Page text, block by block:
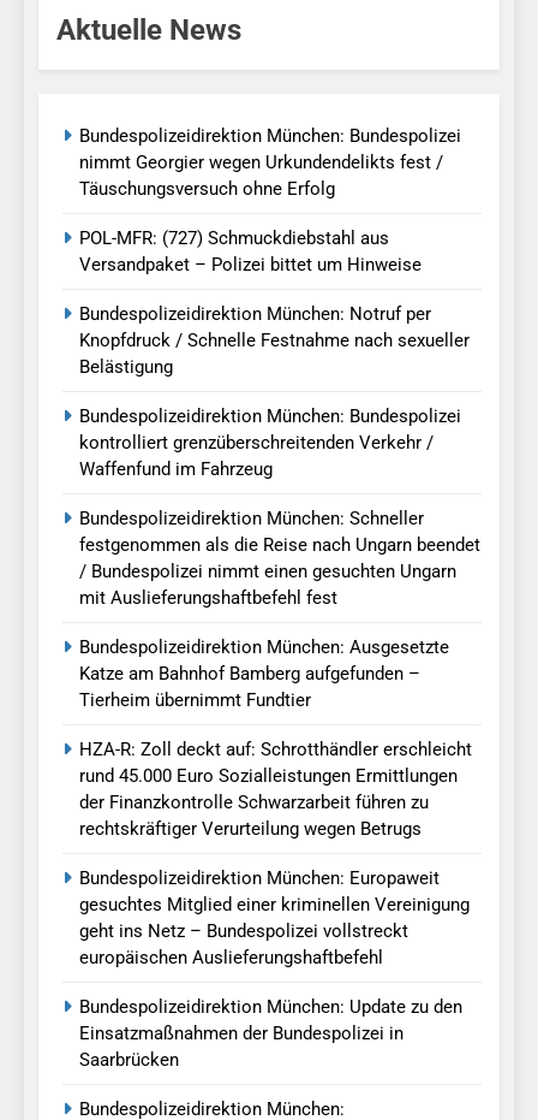
Aktuelle News
Bundespolizeidirektion München: Bundespolizei
nimmt Georgier wegen Urkundendelikts fest /
Täuschungsversuch ohne Erfolg
POL-MFR: (727) Schmuckdiebstahl aus
Versandpaket – Polizei bittet um Hinweise
Bundespolizeidirektion München: Notruf per
Knopfdruck / Schnelle Festnahme nach sexueller
Belästigung
Bundespolizeidirektion München: Bundespolizei
kontrolliert grenzüberschreitenden Verkehr /
Waffenfund im Fahrzeug
Bundespolizeidirektion München: Schneller
festgenommen als die Reise nach Ungarn beendet
/ Bundespolizei nimmt einen gesuchten Ungarn
mit Auslieferungshaftbefehl fest
Bundespolizeidirektion München: Ausgesetzte
Katze am Bahnhof Bamberg aufgefunden –
Tierheim übernimmt Fundtier
HZA-R: Zoll deckt auf: Schrotthändler erschleicht
rund 45.000 Euro Sozialleistungen Ermittlungen
der Finanzkontrolle Schwarzarbeit führen zu
rechtskräftiger Verurteilung wegen Betrugs
Bundespolizeidirektion München: Europaweit
gesuchtes Mitglied einer kriminellen Vereinigung
geht ins Netz – Bundespolizei vollstreckt
europäischen Auslieferungshaftbefehl
Bundespolizeidirektion München: Update zu den
Einsatzmaßnahmen der Bundespolizei in
Saarbrücken
Bundespolizeidirektion München: